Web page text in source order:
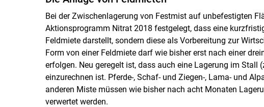
Bei der Zwischenlagerung von Festmist auf unbefestigten
Aktionsprogramm Nitrat 2018 festgelegt, dass eine
Feldmiete darstellt, sondern diese als Vorbereitung zur
Form von einer Feldmiete darf wie bisher erst nach einer
erfolgen. Neu geregelt ist, dass auch eine Lagerung im
einzurechnen ist. Pferde-, Schaf- und Ziegen-, Lama- und
anderen Miste müssen wie bisher nach acht Monaten
verwertet werden.